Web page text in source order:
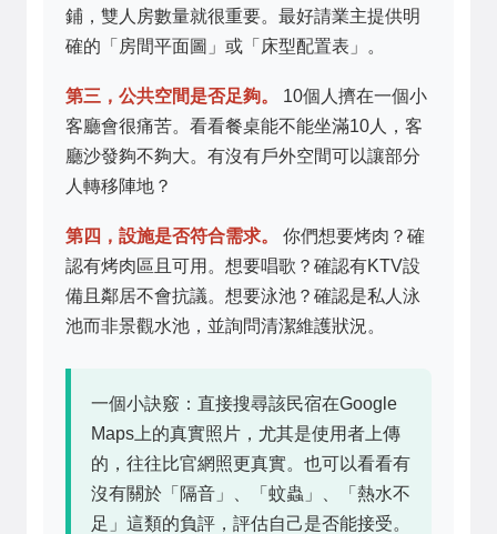
鋪，雙人房數量就很重要。最好請業主提供明
確的「房間平面圖」或「床型配置表」。
第三，公共空間是否足夠。
10個人擠在一個小
客廳會很痛苦。看看餐桌能不能坐滿10人，客
廳沙發夠不夠大。有沒有戶外空間可以讓部分
人轉移陣地？
第四，設施是否符合需求。
你們想要烤肉？確
認有烤肉區且可用。想要唱歌？確認有KTV設
備且鄰居不會抗議。想要泳池？確認是私人泳
池而非景觀水池，並詢問清潔維護狀況。
一個小訣竅：直接搜尋該民宿在Google
Maps上的真實照片，尤其是使用者上傳
的，往往比官網照更真實。也可以看看有
沒有關於「隔音」、「蚊蟲」、「熱水不
足」這類的負評，評估自己是否能接受。